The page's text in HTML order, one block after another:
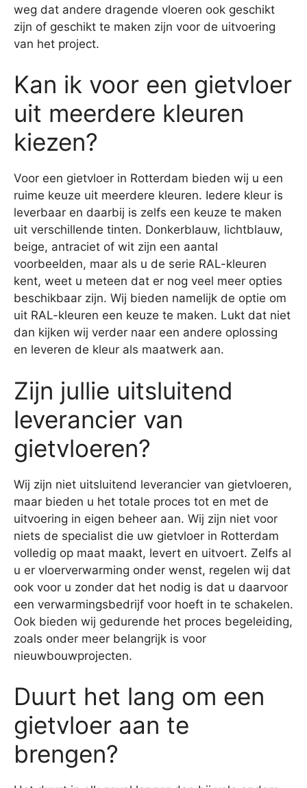
weg dat andere dragende vloeren ook geschikt
zijn of geschikt te maken zijn voor de uitvoering
van het project.
Kan ik voor een gietvloer
uit meerdere kleuren
kiezen?
Voor een gietvloer in Rotterdam bieden wij u een
ruime keuze uit meerdere kleuren. Iedere kleur is
leverbaar en daarbij is zelfs een keuze te maken
uit verschillende tinten. Donkerblauw, lichtblauw,
beige, antraciet of wit zijn een aantal
voorbeelden, maar als u de serie RAL-kleuren
kent, weet u meteen dat er nog veel meer opties
beschikbaar zijn. Wij bieden namelijk de optie om
uit RAL-kleuren een keuze te maken. Lukt dat niet
dan kijken wij verder naar een andere oplossing
en leveren de kleur als maatwerk aan.
Zijn jullie uitsluitend
leverancier van
gietvloeren?
Wij zijn niet uitsluitend leverancier van gietvloeren,
maar bieden u het totale proces tot en met de
uitvoering in eigen beheer aan. Wij zijn niet voor
niets de specialist die uw gietvloer in Rotterdam
volledig op maat maakt, levert en uitvoert. Zelfs al
u er vloerverwarming onder wenst, regelen wij dat
ook voor u zonder dat het nodig is dat u daarvoor
een verwarmingsbedrijf voor hoeft in te schakelen.
Ook bieden wij gedurende het proces begeleiding,
zoals onder meer belangrijk is voor
nieuwbouwprojecten.
Duurt het lang om een
gietvloer aan te
brengen?